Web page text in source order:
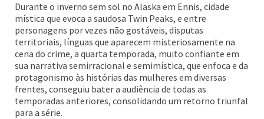
Durante o inverno sem sol no Alaska em Ennis, cidade
mística que evoca a saudosa Twin Peaks, e entre
personagens por vezes não gostáveis, disputas
territoriais, línguas que aparecem misteriosamente na
cena do crime, a quarta temporada, muito confiante em
sua narrativa semirracional e semimística, que enfoca e da
protagonismo às histórias das mulheres em diversas
frentes, conseguiu bater a audiência de todas as
temporadas anteriores, consolidando um retorno triunfal
para a série.